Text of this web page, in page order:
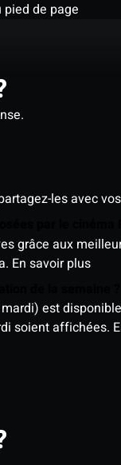
pied de page
les avec
grâce aux
En savoir plus
est
soient affichées.